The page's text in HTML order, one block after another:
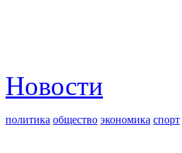
Новости
политика общество экономика спорт